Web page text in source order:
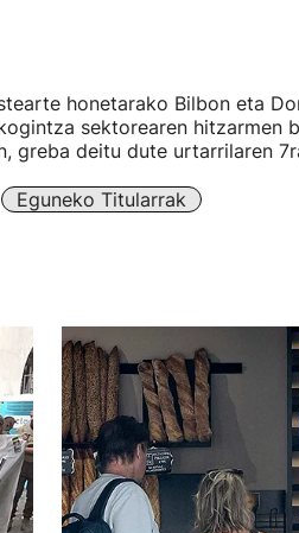
honetarako Bilbon eta
sektorearen hitzarmen
greba deitu dute urtarrilaren
Eguneko Titularrak